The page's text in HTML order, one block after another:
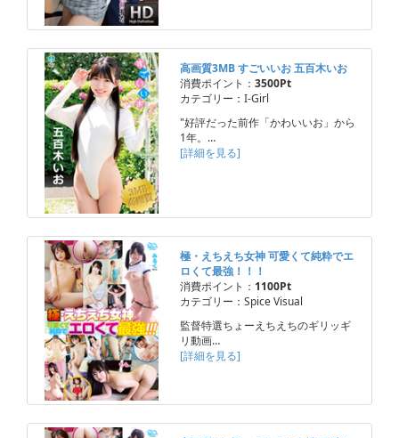
高画質3MB すごいいお 五百木いお
消費ポイント： 3500Pt
カテゴリー：I-Girl
"好評だった前作「かわいいお」から
1年。…
[詳細を見る]
極・えちえち女神 可愛くて純粋でエ
ロくて最強！！！
消費ポイント： 1100Pt
カテゴリー：Spice Visual
監督特選ちょーえちえちのギリッギ
リ動画…
[詳細を見る]